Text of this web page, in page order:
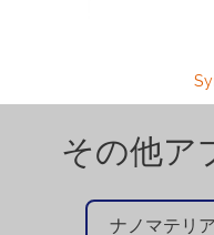
その他ア
ナノマテリ